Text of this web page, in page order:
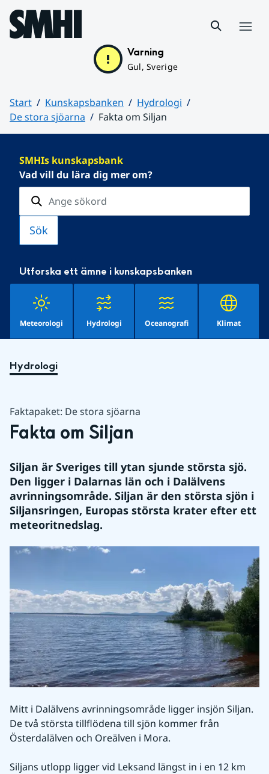
Hoppa till sidans innehåll
Varning
Gul, Sverige
Start Kunskapsbanken
Hydrologi
De stora sjöarna
Fakta om Siljan
SMHIs kunskapsbank
Vad vill du lära dig mer om?
Utforska ett ämne i kunskapsbanken
Meteorologi Hydrologi Oceanografi Klimat
Hydrologi
Faktapaket: De stora sjöarna
Fakta om Siljan
Siljan är Sveriges till ytan sjunde största sjö.
Den ligger i Dalarnas län och i Dalälvens
avrinningsområde. Siljan är den största sjön i
Siljansringen, Europas största krater efter ett
meteoritnedslag.
Mitt i Dalälvens avrinningsområde ligger insjön Siljan.
De två största tillflödena till sjön kommer från
Österdalälven och Oreälven i Mora.
Siljans utlopp ligger vid Leksand längst in i en 12 km